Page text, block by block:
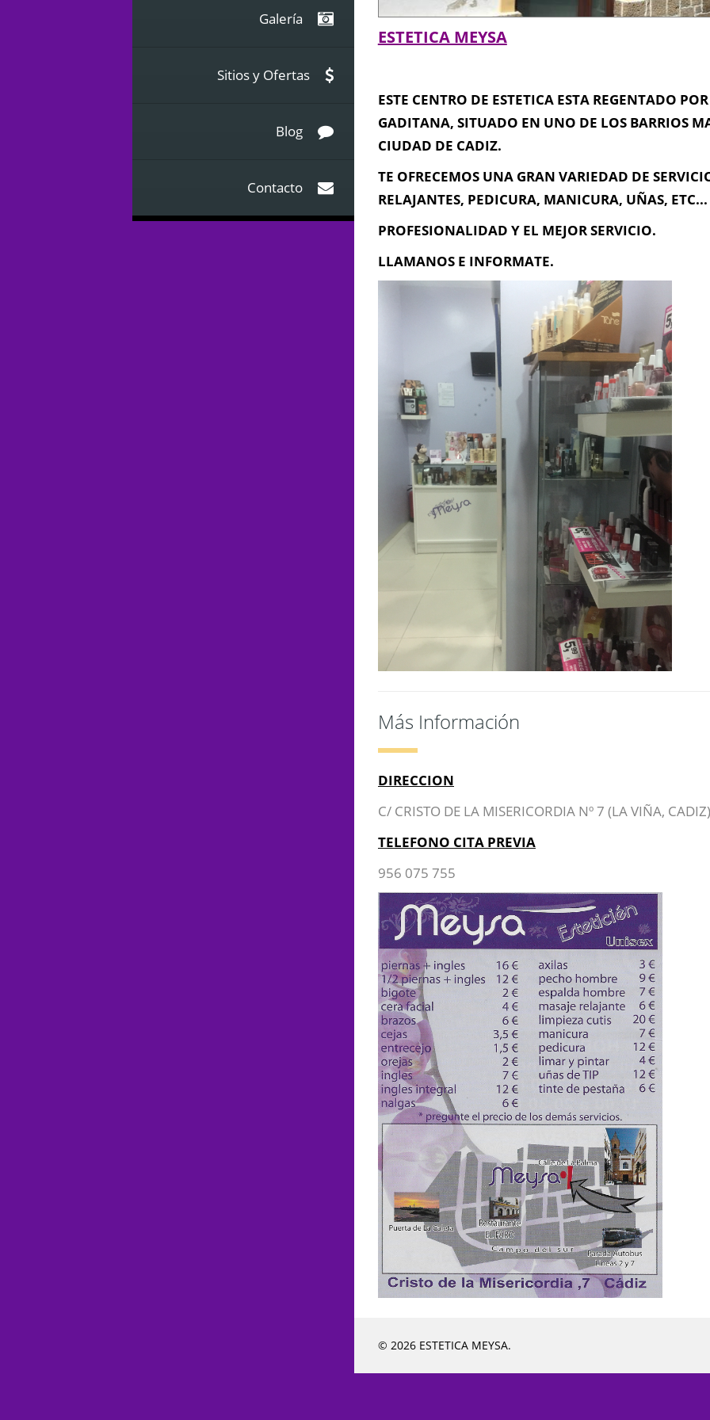
Galería
Sitios y Ofertas
Blog
Contacto
ESTETICA MEYSA
ESTE CENTRO DE ESTETICA ESTA REGENTADO
GADITANA, SITUADO EN UNO DE LOS BARRIOS
CIUDAD DE CADIZ.
TE OFRECEMOS UNA GRAN VARIEDAD DE
RELAJANTES, PEDICURA, MANICURA, UÑAS, ETC...
PROFESIONALIDAD Y EL MEJOR SERVICIO.
LLAMANOS E INFORMATE.
Más Información
DIRECCION
C/ CRISTO DE LA MISERICORDIA Nº 7 (LA VIÑA, CADIZ)
TELEFONO CITA PREVIA
956 075 755
Información de Contacto
C/ CRISTO DE LA MISERICORDIA Nº 7 (LA VIÑA, CADIZ),
Contacta con Nosotros
© 2026 ESTETICA MEYSA.